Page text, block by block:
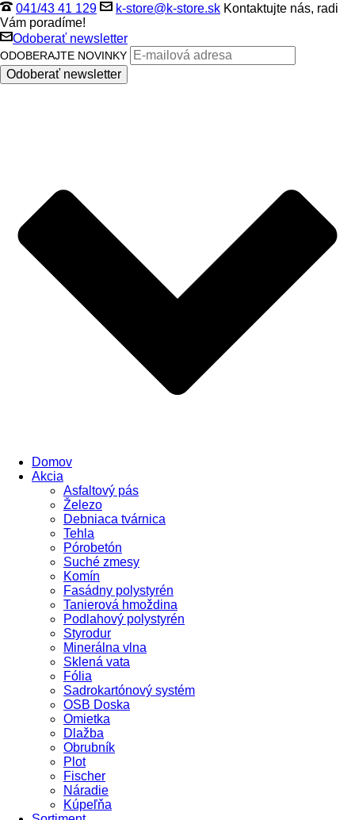
041/43 41 129 k-store@k-store.sk Kontaktujte nás, radi
Vám poradíme!
Odoberať newsletter
ODOBERAJTE NOVINKY
Domov
Akcia
Asfaltový pás
Železo
Debniaca tvárnica
Tehla
Pórobetón
Suché zmesy
Komín
Fasádny polystyrén
Tanierová hmoždina
Podlahový polystyrén
Styrodur
Minerálna vlna
Sklená vata
Fólia
Sadrokartónový systém
OSB Doska
Omietka
Dlažba
Obrubník
Plot
Fischer
Náradie
Kúpeľňa